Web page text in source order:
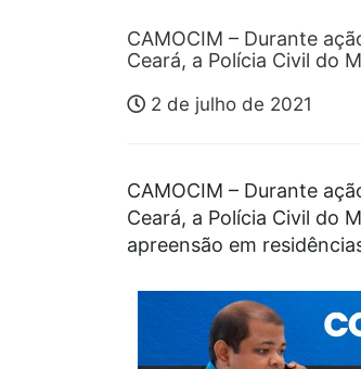
CAMOCIM – Durante
Ceará, a Polícia Civil do
2 de julho de 2021
CAMOCIM – Durante
Ceará, a Polícia Civil do
apreensão em